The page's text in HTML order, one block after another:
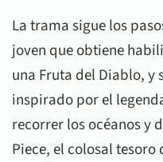
La trama sigue los
joven que obtiene
una Fruta del Diablo, y
inspirado por el
recorrer los océanos y
Piece, el colosal